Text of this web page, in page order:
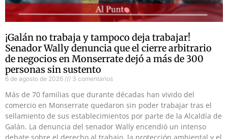
¡Galán no trabaja y tampoco deja trabajar!
Senador Wally denuncia que el cierre arbitrario
de negocios en Monserrate dejó a más de 300
personas sin sustento
6 de agosto de 2026 3 comentarios
Más de 70 familias que durante décadas han vivido del
comercio en Monserrate quedaron sin poder trabajar tras el
sellamiento de sus establecimientos por parte de la Alcaldía de
Galán. La denuncia del senador Wally encendió un intenso